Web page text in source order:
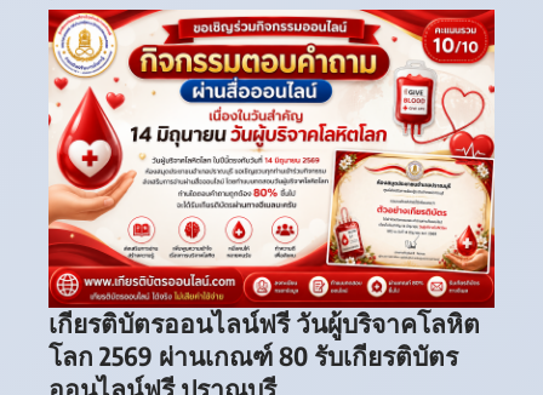
เกียรติบัตรออนไลน์ฟรี วันผู้บริจาคโลหิต
โลก 2569 ผ่านเกณฑ์ 80 รับเกียรติบัตร